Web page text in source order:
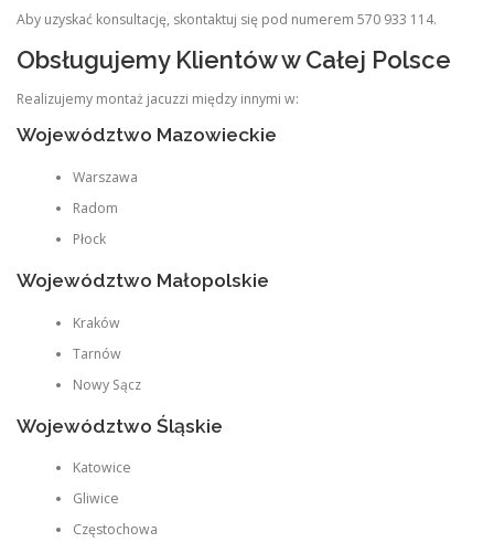
Aby uzyskać konsultację, skontaktuj się pod numerem 570 933 114.
Obsługujemy Klientów w Całej Polsce
Realizujemy montaż jacuzzi między innymi w:
Województwo Mazowieckie
Warszawa
Radom
Płock
Województwo Małopolskie
Kraków
Tarnów
Nowy Sącz
Województwo Śląskie
Katowice
Gliwice
Częstochowa